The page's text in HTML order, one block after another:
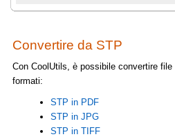
Convertire da STP
Con CoolUtils, è possibile convertire
formati:
STP in PDF
STP in JPG
STP in TIFF